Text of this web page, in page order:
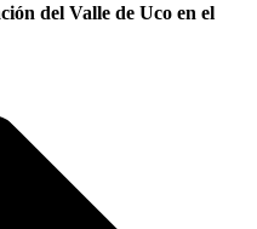
del Valle de Uco en el